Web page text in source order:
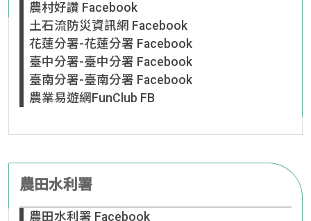
農村好讚 Facebook
土石流防災資訊網 Facebook
花蓮分署-花蓮分署 Facebook
臺中分署-臺中分署 Facebook
臺南分署-臺南分署 Facebook
農業易遊網FunClub FB
農田水利署
農田水利署 Facebook